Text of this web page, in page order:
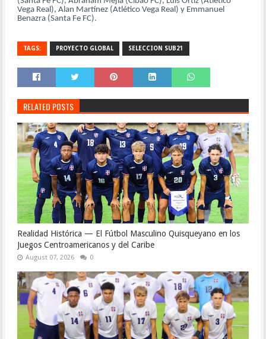
Vega Real), Alan Martínez (Atlético Vega Real) y Emmanuel
Benazra (Santa Fe FC).
TAGS: PROYECTO GLOBAL SELECCION SUB21
RELATED POSTS
Realidad Histórica — El Fútbol Masculino Quisqueyano en los
Juegos Centroamericanos y del Caribe
August 07, 2026 0